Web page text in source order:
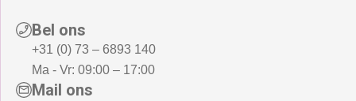
Bel ons
+31 (0) 73 – 6893 140
Ma - Vr: 09:00 – 17:00
Mail ons